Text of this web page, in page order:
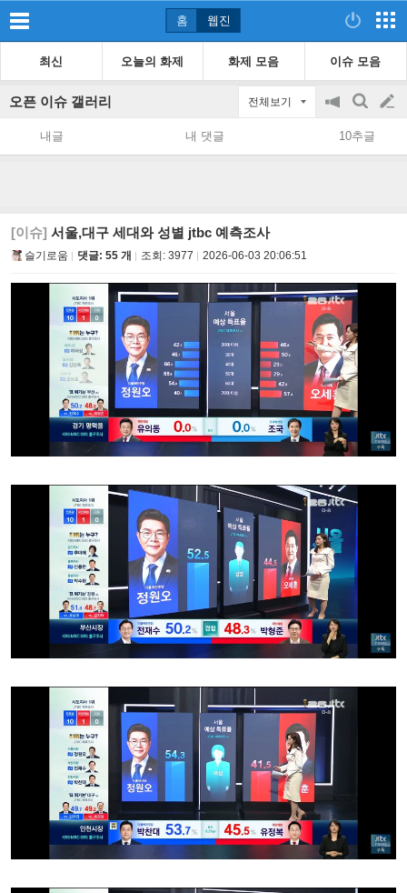
홈 웹진
최신 오늘의 화제 화제 모음 이슈 모음
오픈 이슈 갤러리 전체보기
공
지
on/off
검
색
글
쓰
내글 내 댓글 10추글
[이슈] 서울,대구 세대와 성별 jtbc 예측조사
슬기로움 댓글: 55 개 조회: 3977 2026-06-03 20:06:51